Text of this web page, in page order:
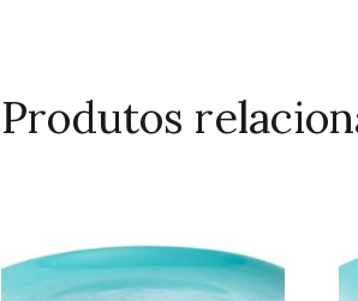
Produtos